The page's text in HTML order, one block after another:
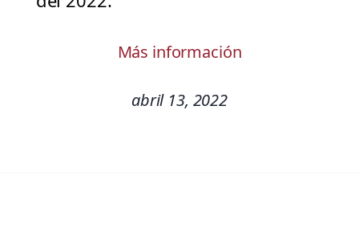
Más información
abril 13, 2022